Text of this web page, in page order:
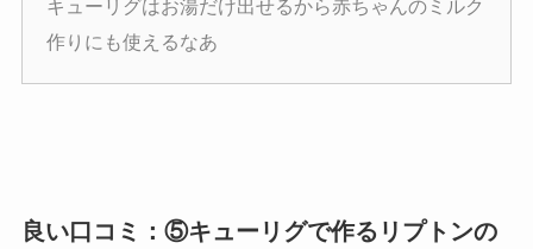
キューリグはお湯だけ出せるから赤ちゃんのミルク
作りにも使えるなあ
良い口コミ：⑤キューリグで作るリプトンの